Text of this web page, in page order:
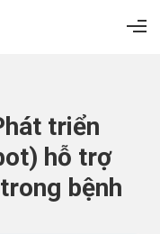
triển
hỗ trợ
bệnh